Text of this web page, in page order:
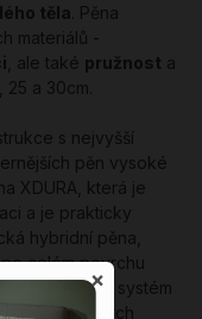
těla . Pěna
materiálů -
, ale také pružnost a
25 a 30cm.
s nejvyšší
pěn vysoké
XDURA, která je
a je prakticky
hybridní pěna,
celém povrchu
anatomický systém
pěnových
×